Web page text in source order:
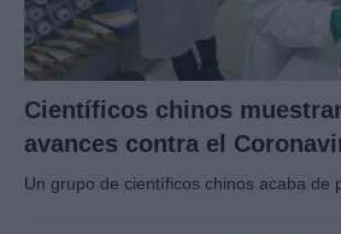
Científicos chinos
avances contra el
Un grupo de científicos chinos acaba de